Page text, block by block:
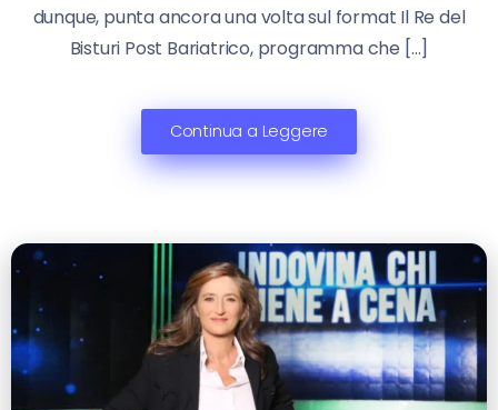
dunque, punta ancora una volta sul format Il Re del
Bisturi Post Bariatrico, programma che […]
Continua a Leggere